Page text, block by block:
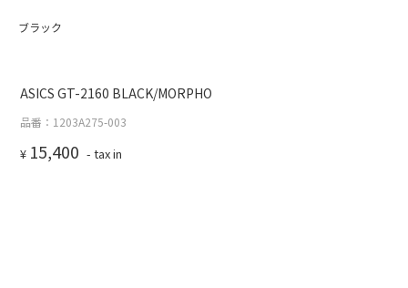
ブラック
ASICS GT-2160 BLACK/MORPHO
品番：1203A275-003
¥ 15,400 - tax in